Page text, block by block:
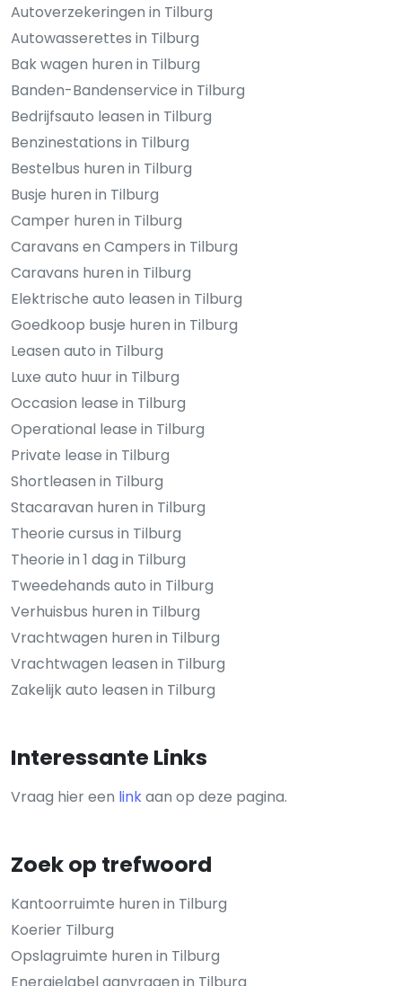
Autoverzekeringen in Tilburg
Autowasserettes in Tilburg
Bak wagen huren in Tilburg
Banden-Bandenservice in Tilburg
Bedrijfsauto leasen in Tilburg
Benzinestations in Tilburg
Bestelbus huren in Tilburg
Busje huren in Tilburg
Camper huren in Tilburg
Caravans en Campers in Tilburg
Caravans huren in Tilburg
Elektrische auto leasen in Tilburg
Goedkoop busje huren in Tilburg
Leasen auto in Tilburg
Luxe auto huur in Tilburg
Occasion lease in Tilburg
Operational lease in Tilburg
Private lease in Tilburg
Shortleasen in Tilburg
Stacaravan huren in Tilburg
Theorie cursus in Tilburg
Theorie in 1 dag in Tilburg
Tweedehands auto in Tilburg
Verhuisbus huren in Tilburg
Vrachtwagen huren in Tilburg
Vrachtwagen leasen in Tilburg
Zakelijk auto leasen in Tilburg
Interessante Links
Vraag hier een linkaan op deze pagina.
Zoek op trefwoord
Kantoorruimte huren in Tilburg
Koerier Tilburg
Opslagruimte huren in Tilburg
Energielabel aanvragen in Tilburg